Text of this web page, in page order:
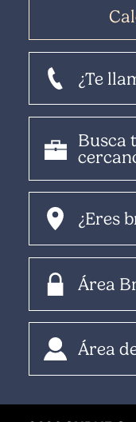
¿Te
Busca
¿Eres
Área
Área